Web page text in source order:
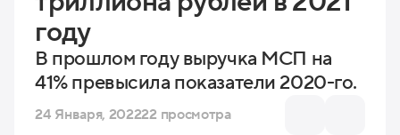
году
В прошлом году выручка МСП на
41% превысила показатели 2020-го.
24 Января, 202222 просмотра